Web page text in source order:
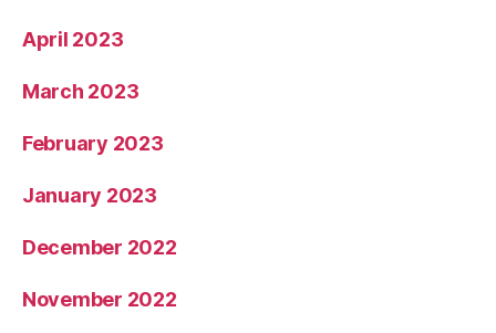
April 2023
March 2023
February 2023
January 2023
December 2022
November 2022